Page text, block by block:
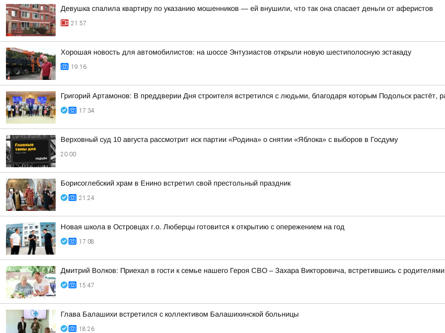
Девушка спалила квартиру по указанию мошенников — ей внушили, что так она спасает деньги от аферистов
21:57
Хорошая новость для автомобилистов: на шоссе Энтузиастов открыли новую шестиполосную эстакаду
19:16
Григорий Артамонов: В преддверии Дня строителя встретился с людьми, благодаря которым Подольск растёт,
17:34
Верховный суд 10 августа рассмотрит иск партии «Родина» о снятии «Яблока» с выборов в Госдуму
20:00
Борисоглебский храм в Енино встретил свой престольный праздник
21:24
Новая школа в Островцах г.о. Люберцы готовится к открытию с опережением на год
17:08
Дмитрий Волков: Приехал в гости к семье нашего Героя СВО – Захара Викторовича, встретившись с
15:47
Глава Балашихи встретился с коллективом Балашихинской больницы
18:26